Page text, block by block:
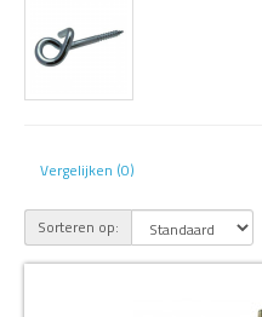
Vergelijken (0)
Sorteren op: